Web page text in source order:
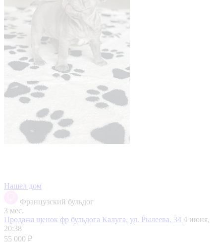
Нашел дом
Французский бульдог
3 мес.
Продажа щенок фр бульдога Калуга, ул. Рылеева, 34 4 июня,
20:38
55 000 ₽